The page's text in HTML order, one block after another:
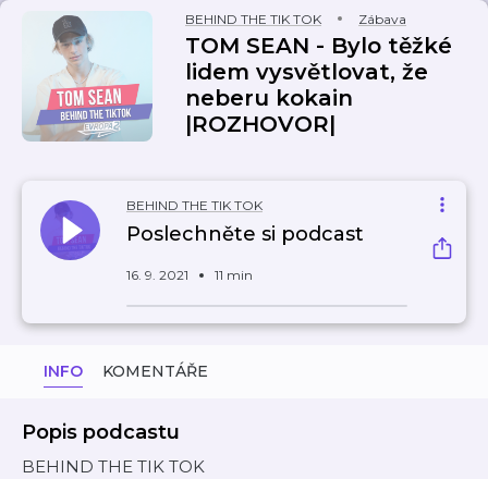
BEHIND THE TIK TOK Zábava
TOM SEAN - Bylo těžké
lidem vysvětlovat, že
neberu kokain
|ROZHOVOR|
BEHIND THE TIK TOK
Poslechněte si podcast
16. 9. 2021 11 min
INFO KOMENTÁŘE
Popis podcastu
BEHIND THE TIK TOK